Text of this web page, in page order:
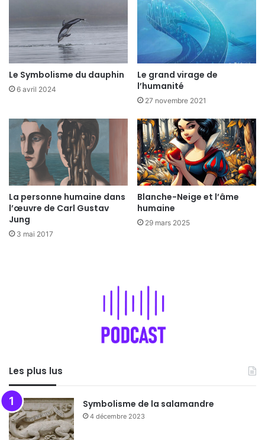
Le Symbolisme du dauphin
6 avril 2024
Le grand virage de
l’humanité
27 novembre 2021
La personne humaine dans
l’œuvre de Carl Gustav
Jung
3 mai 2017
Blanche-Neige et l’âme
humaine
29 mars 2025
Les plus lus
Symbolisme de la salamandre
4 décembre 2023